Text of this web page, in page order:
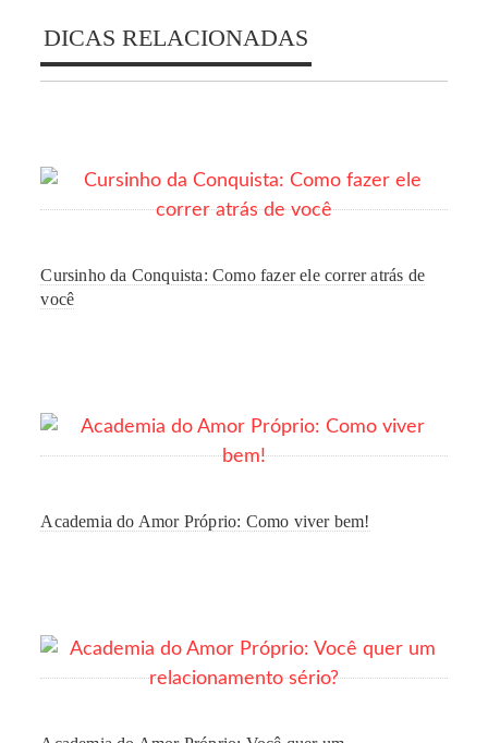
DICAS RELACIONADAS
Cursinho da Conquista: Como fazer ele correr atrás de
você
Academia do Amor Próprio: Como viver bem!